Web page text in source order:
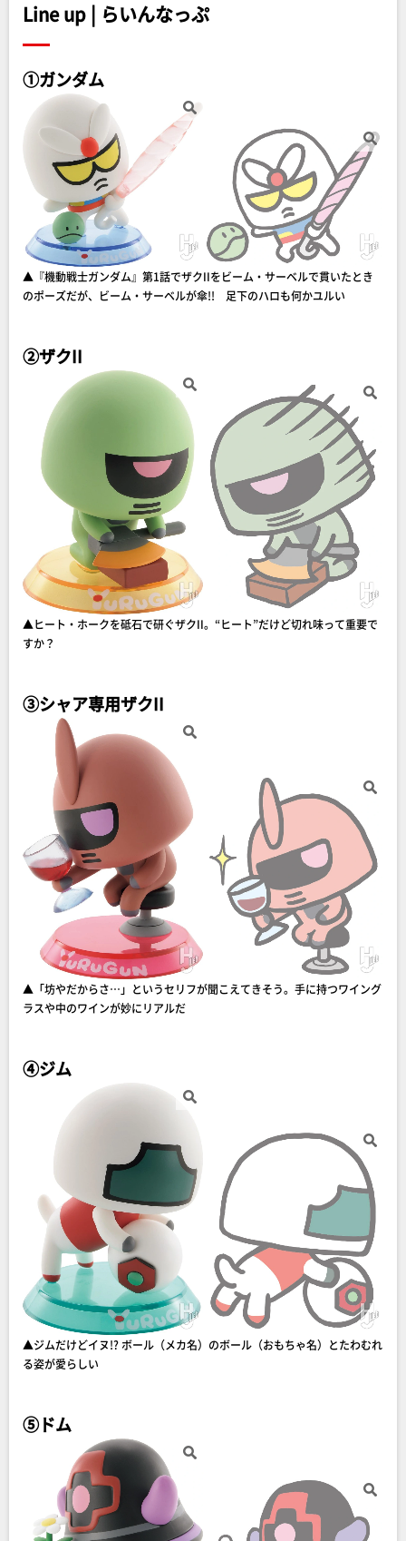
Line up | らいんなっぷ
①ガンダム
▲『機動戦士ガンダム』第1話でザクIIをビーム・サーベルで貫いたとき
のポーズだが、ビーム・サーベルが傘!! 足下のハロも何かユルい
②ザクII
▲ヒート・ホークを砥石で研ぐザクII。“ヒート”だけど切れ味って重要で
すか？
③シャア専用ザクII
▲「坊やだからさ…」というセリフが聞こえてきそう。手に持つワイング
ラスや中のワインが妙にリアルだ
④ジム
▲ジムだけどイヌ!? ボール（メカ名）のボール（おもちゃ名）とたわむれ
る姿が愛らしい
⑤ドム